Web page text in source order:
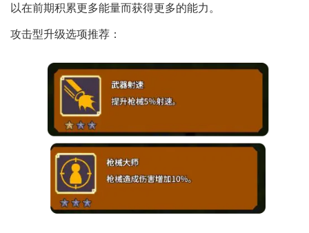
以在前期积累更多能量而获得更多的能力。
攻击型升级选项推荐：